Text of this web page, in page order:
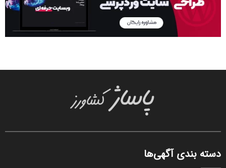
دسته بندی آگهی‌ها